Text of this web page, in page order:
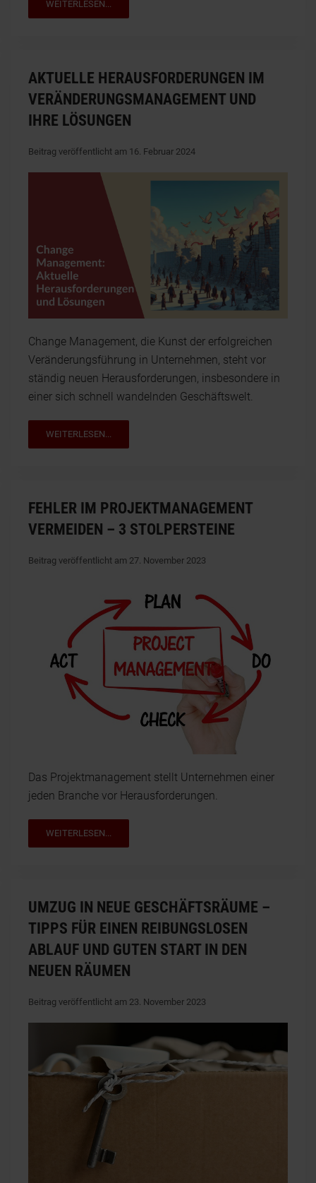
WEITERLESEN...
AKTUELLE HERAUSFORDERUNGEN IM
VERÄNDERUNGSMANAGEMENT UND
IHRE LÖSUNGEN
Beitrag veröffentlicht am 16. Februar 2024
Change Management, die Kunst der erfolgreichen
Veränderungsführung in Unternehmen, steht vor
ständig neuen Herausforderungen, insbesondere in
einer sich schnell wandelnden Geschäftswelt.
WEITERLESEN...
FEHLER IM PROJEKTMANAGEMENT
VERMEIDEN – 3 STOLPERSTEINE
Beitrag veröffentlicht am 27. November 2023
Das Projektmanagement stellt Unternehmen einer
jeden Branche vor Herausforderungen.
WEITERLESEN...
UMZUG IN NEUE GESCHÄFTSRÄUME –
TIPPS FÜR EINEN REIBUNGSLOSEN
ABLAUF UND GUTEN START IN DEN
NEUEN RÄUMEN
Beitrag veröffentlicht am 23. November 2023